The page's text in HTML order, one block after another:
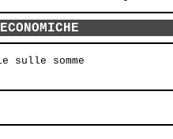
sulle somme